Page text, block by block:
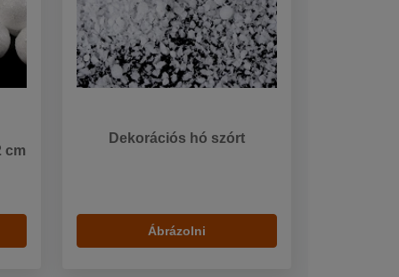
cm
Dekorációs hó szórt
Ábrázolni